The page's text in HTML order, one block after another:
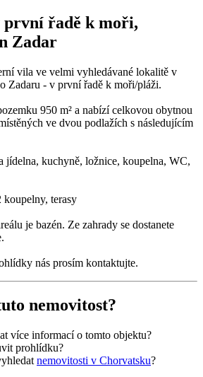
řadě k moři,
Zadar
vila ve velmi vyhledávané lokalitě v
Zadaru - v první řadě k moři/pláži.
950 m² a nabízí celkovou obytnou
ve dvou podlažích s následujícím
jídelna, kuchyně, ložnice, koupelna, WC,
terasy
je bazén. Ze zahrady se dostanete
nás prosím kontaktujte.
nemovitost?
více informacío tomto objektu?
prohlídku?
nemovitosti v Chorvatsku?